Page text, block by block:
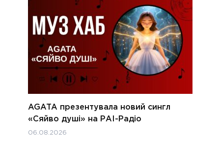
AGATA презентувала новий сингл
«Сяйво душі» на РАІ-Радіо
06.08.2026